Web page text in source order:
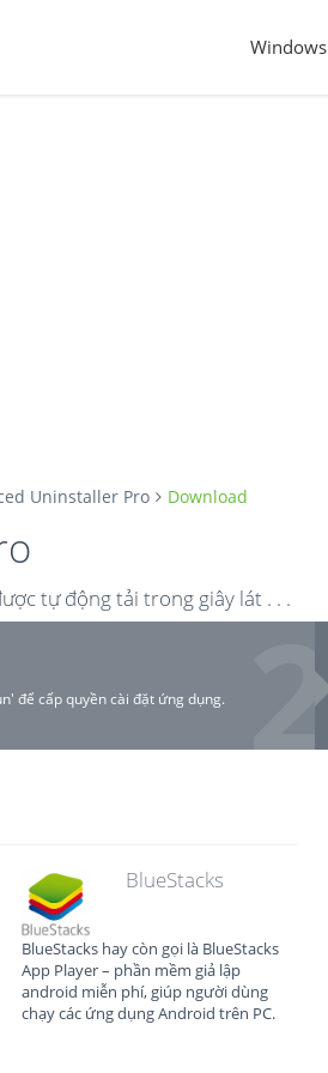
Windows
Uninstaller Pro Download
tự động tải trong giây lát . . .
để cấp quyền cài đặt ứng dụng.
BlueStacks
BlueStacks hay còn gọi là BlueStacks
App Player – phần mềm giả lập
android miễn phí, giúp người dùng
chạy các ứng dụng Android trên PC.